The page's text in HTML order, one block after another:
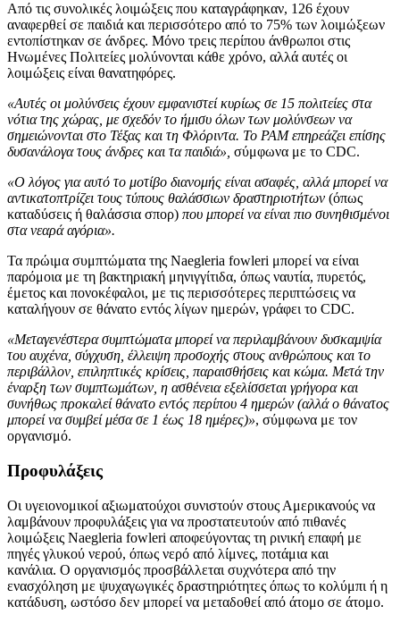
Από τις συνολικές λοιμώξεις που καταγράφηκαν, 126 έχουν
αναφερθεί σε παιδιά και περισσότερο από το 75% των λοιμώξεων
εντοπίστηκαν σε άνδρες. Μόνο τρεις περίπου άνθρωποι στις
Ηνωμένες Πολιτείες μολύνονται κάθε χρόνο, αλλά αυτές οι
λοιμώξεις είναι θανατηφόρες.
«Αυτές οι μολύνσεις έχουν εμφανιστεί κυρίως σε 15 πολιτείες στα
νότια της χώρας, με σχεδόν το ήμισυ όλων των μολύνσεων να
σημειώνονται στο Τέξας και τη Φλόριντα. Το PAM επηρεάζει επίσης
δυσανάλογα τους άνδρες και τα παιδιά», σύμφωνα με το CDC.
«Ο λόγος για αυτό το μοτίβο διανομής είναι ασαφές, αλλά μπορεί να
αντικατοπτρίζει τους τύπους θαλάσσιων δραστηριοτήτων (όπως
καταδύσεις ή θαλάσσια σπορ) που μπορεί να είναι πιο συνηθισμένοι
στα νεαρά αγόρια».
Τα πρώιμα συμπτώματα της Naegleria fowleri μπορεί να είναι
παρόμοια με τη βακτηριακή μηνιγγίτιδα, όπως ναυτία, πυρετός,
έμετος και πονοκέφαλοι, με τις περισσότερες περιπτώσεις να
καταλήγουν σε θάνατο εντός λίγων ημερών, γράφει το CDC.
«Μεταγενέστερα συμπτώματα μπορεί να περιλαμβάνουν δυσκαμψία
του αυχένα, σύγχυση, έλλειψη προσοχής στους ανθρώπους και το
περιβάλλον, επιληπτικές κρίσεις, παραισθήσεις και κώμα. Μετά την
έναρξη των συμπτωμάτων, η ασθένεια εξελίσσεται γρήγορα και
συνήθως προκαλεί θάνατο εντός περίπου 4 ημερών (αλλά ο θάνατος
μπορεί να συμβεί μέσα σε 1 έως 18 ημέρες)», σύμφωνα με τον
οργανισμό.
Προφυλάξεις
Οι υγειονομικοί αξιωματούχοι συνιστούν στους Αμερικανούς να
λαμβάνουν προφυλάξεις για να προστατευτούν από πιθανές
λοιμώξεις Naegleria fowleri αποφεύγοντας τη ρινική επαφή με
πηγές γλυκού νερού, όπως νερό από λίμνες, ποτάμια και
κανάλια. Ο οργανισμός προσβάλλεται συχνότερα από την
ενασχόληση με ψυχαγωγικές δραστηριότητες όπως το κολύμπι ή η
κατάδυση, ωστόσο δεν μπορεί να μεταδοθεί από άτομο σε άτομο.